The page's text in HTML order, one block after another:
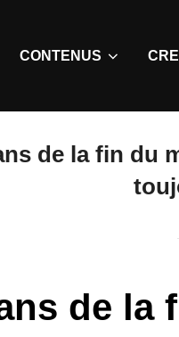
CONTENUS
de la fin du
de la